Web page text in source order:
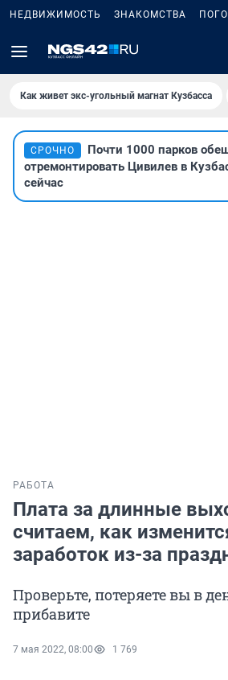
НЕДВИЖИМОСТЬ ЗНАКОМСТВА
Как живет экс-угольный магнат Кузбасса
СРОЧНО
Почти 1000 парков
отремонтировать Цивилев в
сейчас
РАБОТА
Плата за длинные
считаем, как
заработок из-за
Проверьте, потеряете вы в
прибавите
7 мая 2022, 08:00 1 769